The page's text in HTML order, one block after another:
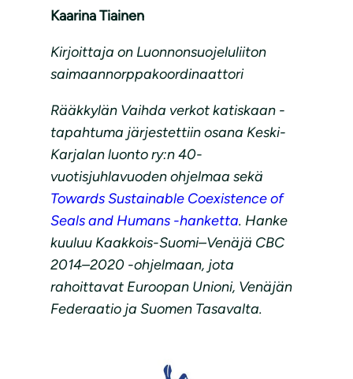
Kaarina Tiainen
Kirjoittaja on Luonnonsuojeluliiton
saimaannorppakoordinaattori
Rääkkylän Vaihda verkot katiskaan -
tapahtuma järjestettiin osana Keski-
Karjalan luonto ry:n 40-
vuotisjuhlavuoden ohjelmaa sekä
Towards Sustainable Coexistence of
Seals and Humans -hanketta. Hanke
kuuluu Kaakkois-Suomi–Venäjä CBC
2014–2020 -ohjelmaan, jota
rahoittavat Euroopan Unioni, Venäjän
Federaatio ja Suomen Tasavalta.